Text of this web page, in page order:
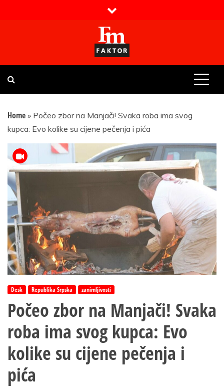
Faktor magazin
Uvijek presudan
Home » Počeo zbor na Manjači! Svaka roba ima svog
kupca: Evo kolike su cijene pečenja i pića
Desk Republika Srpska zanimljivosti
Počeo zbor na Manjači! Svaka
roba ima svog kupca: Evo
kolike su cijene pečenja i
pića